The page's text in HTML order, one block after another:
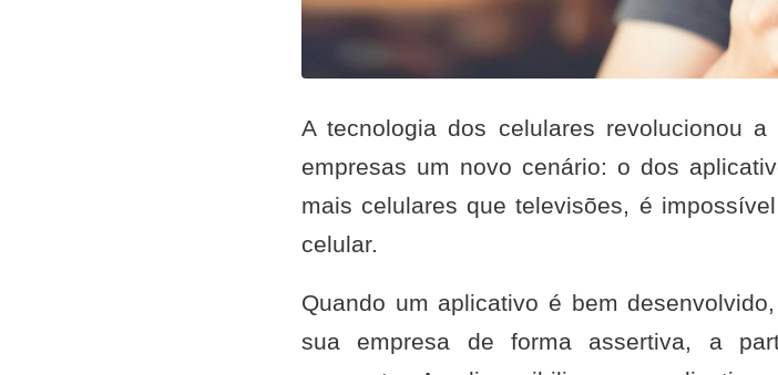
A tecnologia dos celulares revolucionou
empresas um novo cenário: o dos
mais celulares que televisões, é
celular.
Quando um aplicativo é bem
sua empresa de forma assertiva, a